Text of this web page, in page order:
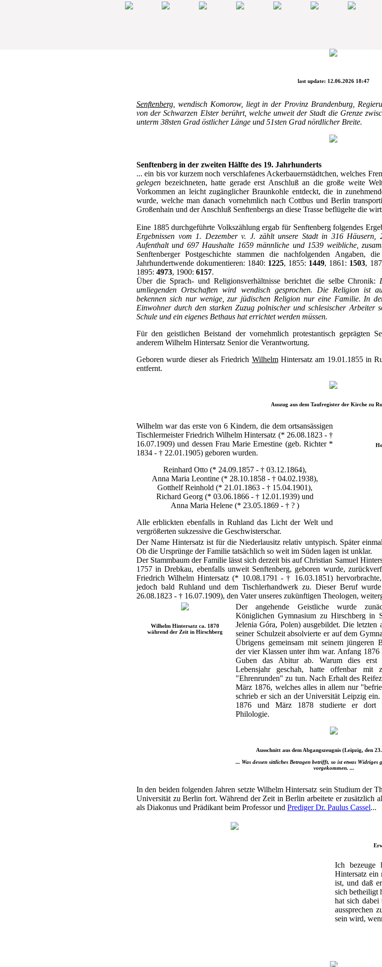
last update: 12.06.2026 18:47
Senftenberg , wendisch Komorow, liegt in der Provinz Brandenburg,
von der Schwarzen Elster berührt, welche unweit der Stadt die Grenze
unterm 38sten Grad östlicher Länge und 51sten Grad nördlicher Breite.
Senftenberg in der zweiten Hälfte des 19. Jahrhunderts
... ein bis vor kurzem noch verschlafenes Ackerbauernstädtchen, welches
gelegen bezeichneten, hatte gerade erst Anschluß an die große weite
Vorkommen an leicht zugänglicher Braunkohle entdeckt, die in
wurde, welche man danach vornehmlich nach Cottbus und Berlin
Großenhain und der Anschluß Senftenbergs an diese Trasse beflügelte die
Eine 1885 durchgeführte Volkszählung ergab für Senftenberg folgendes
Ergebnissen vom 1. Dezember v. J. zählt unsere Stadt in 316 Häusern,
Aufenthalt und 697 Haushalte 1659 männliche und 1539 weibliche,
Senftenberger Postgeschichte stammen die nachfolgenden Angaben,
Jahrhundertwende dokumentieren: 1840: 1225, 1855: 1449, 1861: 1503,
1895: 4973, 1900: 6157.
Über die Sprach- und Religionsverhältnisse berichtet die selbe Chronik:
umliegenden Ortschaften wird wendisch gesprochen. Die Religion ist
bekennen sich nur wenige, zur jüdischen Religion nur eine Familie. In
Einwohner durch den starken Zuzug polnischer und schlesischer Arbeiter
Schule und ein eigenes Bethaus hat errichtet werden müssen.
Für den geistlichen Beistand der vornehmlich protestantisch geprägten
anderem Wilhelm Hintersatz Senior die Verantwortung.
Geboren wurde dieser als Friedrich WilhelmHintersatz am 19.01.1855 in
entfernt.
Auszug aus dem Taufregister der Kirche zu
Wilhelm war das erste von 6 Kindern, die dem ortsansässigen
Tischlermeister Friedrich Wilhelm Hintersatz (* 26.08.1823 - †
16.07.1909) und dessen Frau Marie Ernestine (geb. Richter *
1834 - † 22.01.1905) geboren wurden.
Reinhard Otto (* 24.09.1857 - † 03.12.1864),
Anna Maria Leontine (* 28.10.1858 - † 04.02.1938),
Gotthelf Reinhold (* 21.01.1863 - † 15.04.1901),
Richard Georg (* 03.06.1866 - † 12.01.1939) und
Anna Maria Helene (* 23.05.1869 - † ? )
Alle erblickten ebenfalls in Ruhland das Licht der Welt und
vergrößerten sukzessive die Geschwisterschar.
Der Name Hintersatz ist für die Niederlausitz relativ untypisch. Später
Ob die Ursprünge der Familie tatsächlich so weit im Süden lagen ist unklar.
Der Stammbaum der Familie lässt sich derzeit bis auf Christian Samuel
1757 in Drebkau, ebenfalls unweit Senftenberg, geboren wurde,
Friedrich Wilhelm Hintersatz (* 10.08.1791 - † 16.03.1851)
jedoch bald Ruhland und dem Tischlerhandwerk zu. Dieser Beruf
26.08.1823 - † 16.07.1909), den Vater unseres zukünftigen Theologen,
Wilhelm Hintersatz ca. 1870
während der Zeit in Hirschberg
Der angehende Geistliche wurde
Königlichen Gymnasium zu Hirschberg in
Jelenia Góra, Polen) ausgebildet. Die letzten
seiner Schulzeit absolvierte er auf dem
Übrigens gemeinsam mit seinem jüngeren
der vier Klassen unter ihm war. Anfang 1876
Guben das Abitur ab. Warum dies erst
Lebensjahr geschah, hatte offenbar mit
"Ehrenrunden" zu tun. Nach Erhalt des
März 1876, welches alles in allem nur
schrieb er sich an der Universität Leipzig
1876 und März 1878 studierte er dort
Philologie.
Ausschnitt aus dem Abgangszeugnis (Leipzig, den
... Was dessen sittliches Betragen betrifft, so ist etwas
vorgekommen. ...
In den beiden folgenden Jahren setzte Wilhelm Hintersatz sein Studium der
Universität zu Berlin fort. Während der Zeit in Berlin arbeitete er zusätzlich
als Diakonus und Prädikant beim Professor und Prediger Dr. Paulus Cassel...
Ich bezeuge
Hintersatz ein
ist, und daß
sich betheiligt
hat sich
aussprechen
sein wird,